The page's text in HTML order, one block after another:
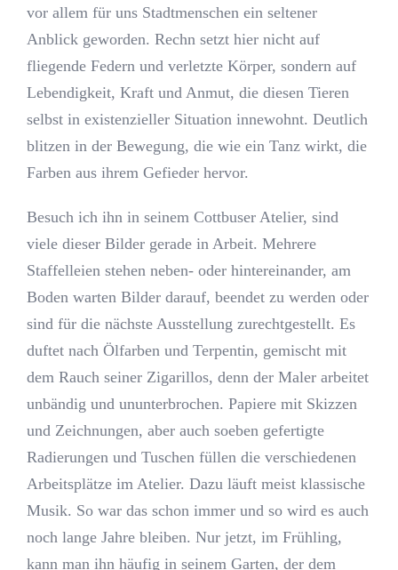
vor allem für uns Stadtmenschen ein seltener
Anblick geworden. Rechn setzt hier nicht auf
fliegende Federn und verletzte Körper, sondern auf
Lebendigkeit, Kraft und Anmut, die diesen Tieren
selbst in existenzieller Situation innewohnt. Deutlich
blitzen in der Bewegung, die wie ein Tanz wirkt, die
Farben aus ihrem Gefieder hervor.
Besuch ich ihn in seinem Cottbuser Atelier, sind
viele dieser Bilder gerade in Arbeit. Mehrere
Staffelleien stehen neben- oder hintereinander, am
Boden warten Bilder darauf, beendet zu werden oder
sind für die nächste Ausstellung zurechtgestellt. Es
duftet nach Ölfarben und Terpentin, gemischt mit
dem Rauch seiner Zigarillos, denn der Maler arbeitet
unbändig und ununterbrochen. Papiere mit Skizzen
und Zeichnungen, aber auch soeben gefertigte
Radierungen und Tuschen füllen die verschiedenen
Arbeitsplätze im Atelier. Dazu läuft meist klassische
Musik. So war das schon immer und so wird es auch
noch lange Jahre bleiben. Nur jetzt, im Frühling,
kann man ihn häufig in seinem Garten, der dem